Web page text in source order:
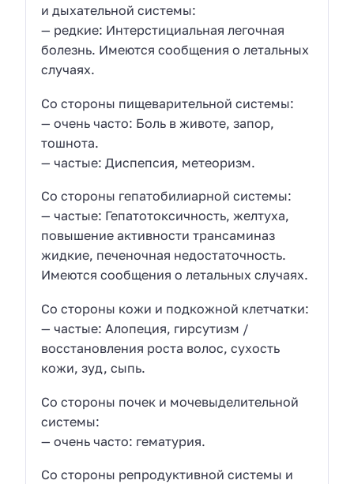
и дыхательной системы:
— редкие: Интерстициальная легочная
болезнь. Имеются сообщения о летальных
случаях.
Со стороны пищеварительной системы:
— очень часто: Боль в животе, запор,
тошнота.
— частые: Диспепсия, метеоризм.
Со стороны гепатобилиарной системы:
— частые: Гепатотоксичность, желтуха,
повышение активности трансаминаз
жидкие, печеночная недостаточность.
Имеются сообщения о летальных случаях.
Со стороны кожи и подкожной клетчатки:
— частые: Алопеция, гирсутизм /
восстановления роста волос, сухость
кожи, зуд, сыпь.
Со стороны почек и мочевыделительной
системы:
— очень часто: гематурия.
Со стороны репродуктивной системы и